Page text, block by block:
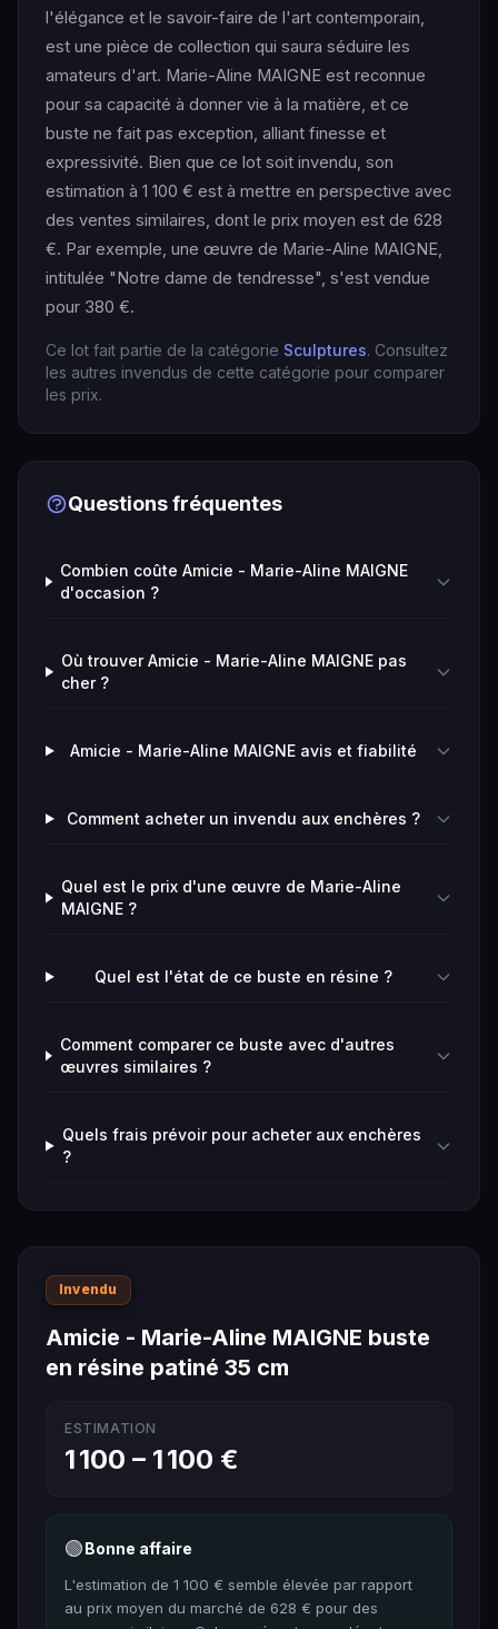
l'élégance et le savoir-faire de l'art contemporain,
est une pièce de collection qui saura séduire les
amateurs d'art. Marie-Aline MAIGNE est reconnue
pour sa capacité à donner vie à la matière, et ce
buste ne fait pas exception, alliant finesse et
expressivité. Bien que ce lot soit invendu, son
estimation à 1 100 € est à mettre en perspective avec
des ventes similaires, dont le prix moyen est de 628
€. Par exemple, une œuvre de Marie-Aline MAIGNE,
intitulée "Notre dame de tendresse", s'est vendue
pour 380 €.
Ce lot fait partie de la catégorie Sculptures. Consultez
les autres invendus de cette catégorie pour comparer
les prix.
Questions fréquentes
Combien coûte Amicie - Marie-Aline MAIGNE
d'occasion ?
Où trouver Amicie - Marie-Aline MAIGNE pas
cher ?
Amicie - Marie-Aline MAIGNE avis et fiabilité
Comment acheter un invendu aux enchères ?
Quel est le prix d'une œuvre de Marie-Aline
MAIGNE ?
Quel est l'état de ce buste en résine ?
Comment comparer ce buste avec d'autres
œuvres similaires ?
Quels frais prévoir pour acheter aux enchères
?
Invendu
Amicie - Marie-Aline MAIGNE buste
en résine patiné 35 cm
ESTIMATION
1 100 – 1 100 €
🟢Bonne affaire
L'estimation de 1 100 € semble élevée par rapport
au prix moyen du marché de 628 € pour des